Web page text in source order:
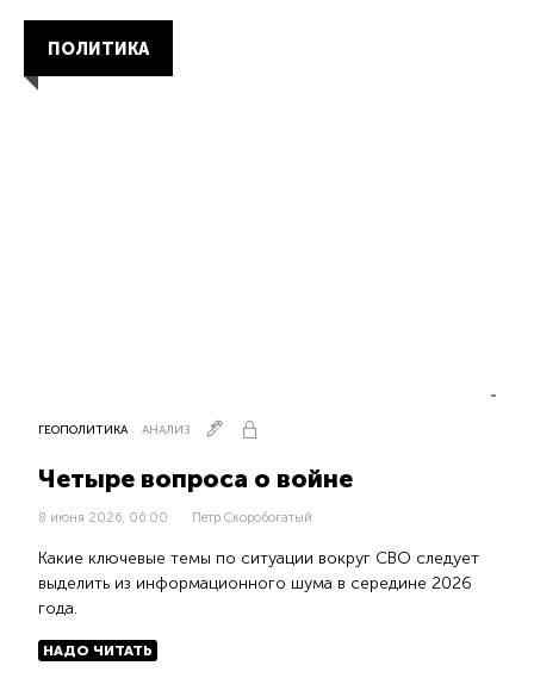
ПОЛИТИКА
ГЕОПОЛИТИКА АНАЛИЗ
Четыре вопроса о войне
8 июня 2026, 06:00 Петр Скоробогатый
Какие ключевые темы по ситуации вокруг СВО следует
выделить из информационного шума в середине 2026
года.
НАДО ЧИТАТЬ